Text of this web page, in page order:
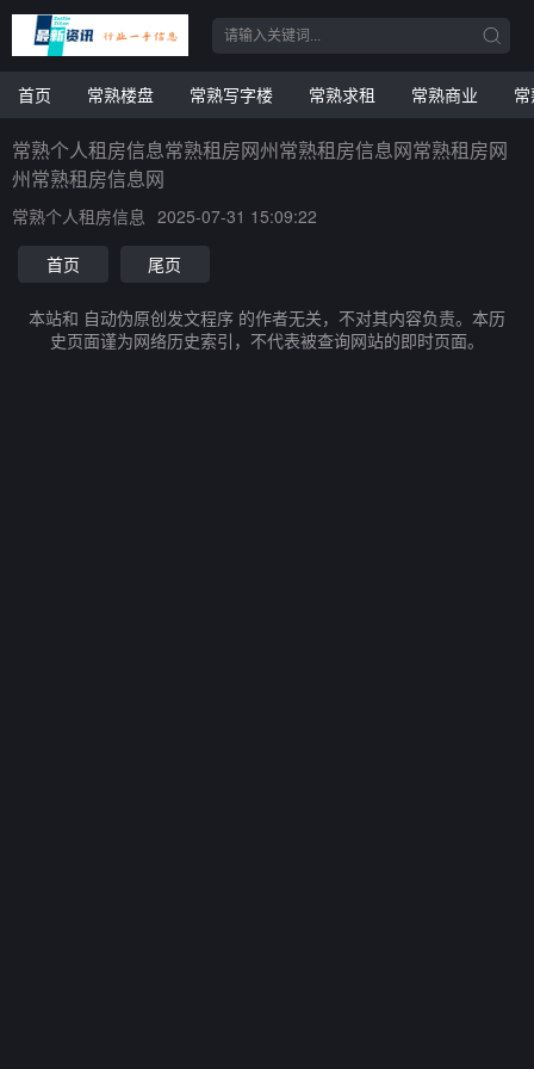
首页 常熟楼盘 常熟写字楼 常熟求租 常熟商业
常熟个人租房信息常熟租房网州常熟租房信息网常熟租房网
州常熟租房信息网
常熟个人租房信息 2025-07-31 15:09:22
首页
尾页
本站和 自动伪原创发文程序 的作者无关，不对其内容负责。本历
史页面谨为网络历史索引，不代表被查询网站的即时页面。